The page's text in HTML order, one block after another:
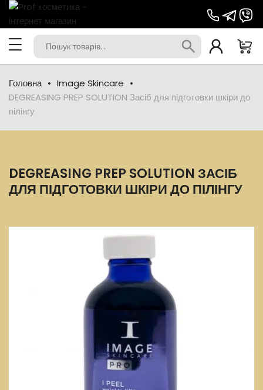
Головна
Image Skincare
DEGREASING PREP SOLUTION Засіб для підготовки шкіри до
пілінгу
DEGREASING PREP SOLUTION ЗАСІБ
ДЛЯ ПІДГОТОВКИ ШКІРИ ДО ПІЛІНГУ